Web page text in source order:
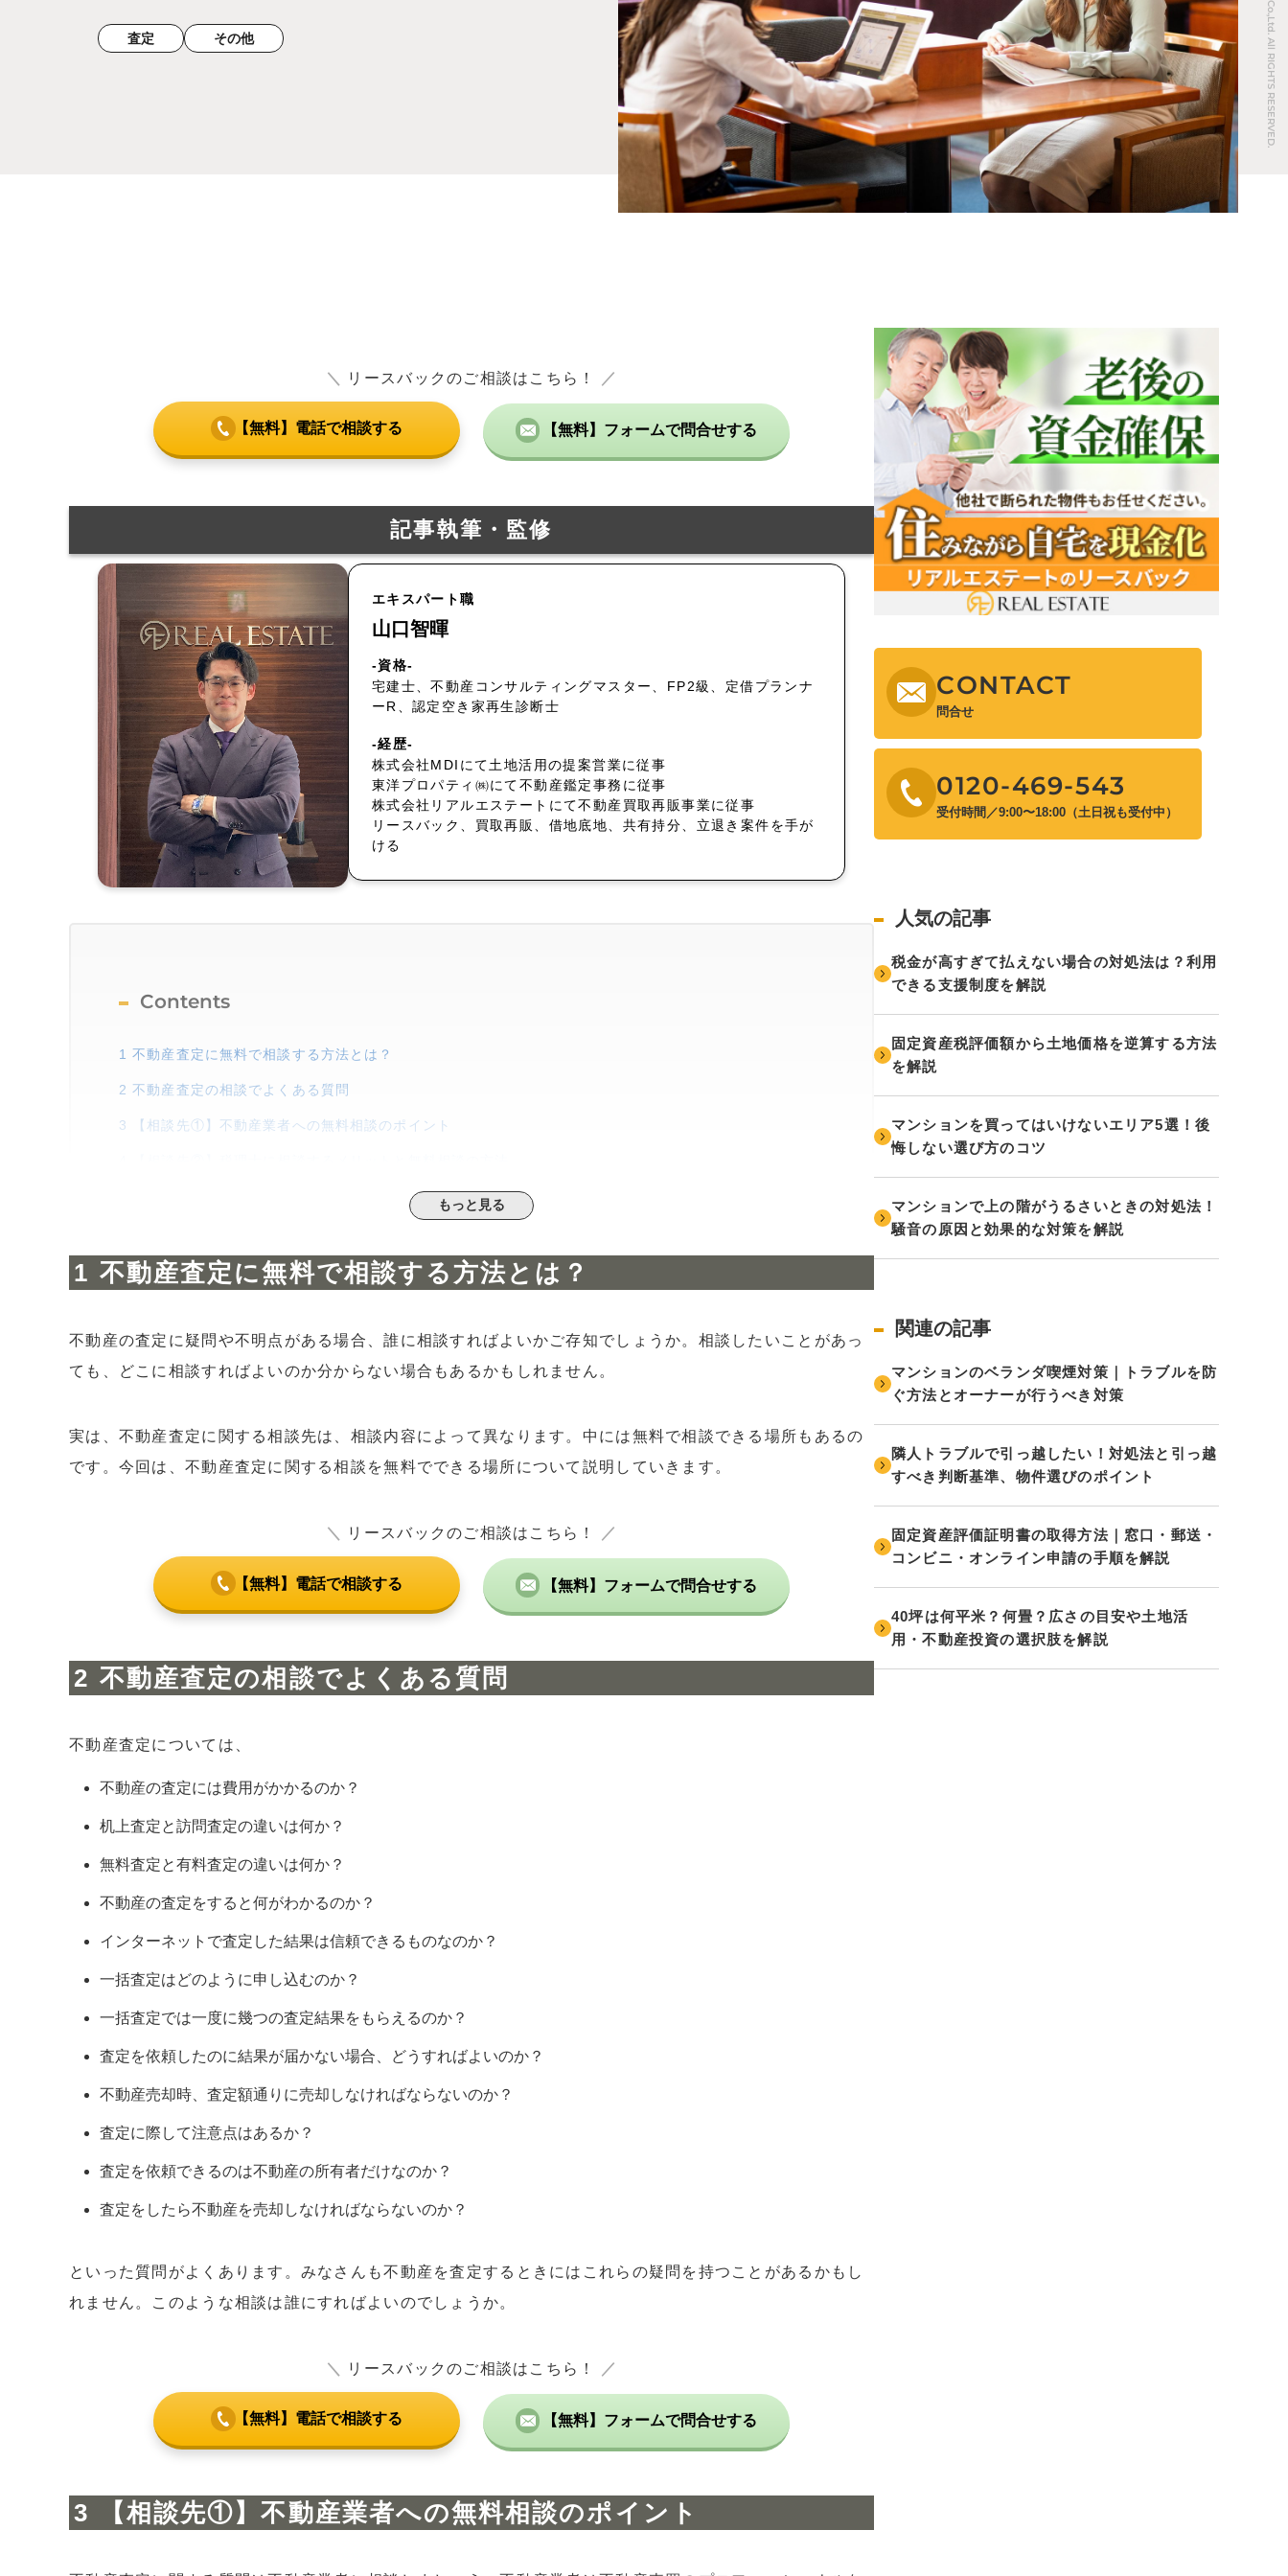
査定 その他
＼ リースバックのご相談はこちら！ ／
【無料】電話で相談する 【無料】フォームで問合せする
記事執筆・監修
エキスパート職
山口智暉
-資格-
宅建士、不動産コンサルティングマスター、FP2級、定借プランナ
ーR、認定空き家再生診断士
-経歴-
株式会社MDIにて土地活用の提案営業に従事
東洋プロパティ㈱にて不動産鑑定事務に従事
株式会社リアルエステートにて不動産買取再販事業に従事
リースバック、買取再販、借地底地、共有持分、立退き案件を手が
ける
Contents
1 不動産査定に無料で相談する方法とは？
2 不動産査定の相談でよくある質問
3 【相談先①】不動産業者への無料相談のポイント
【相談先③】税務署や国税庁での無料相談サービス
7【相談先⑤】土地家屋調査士に境界線について相談する方法
10【相談先⑧】司法書士に相続・登記に関する無料相談を依頼する方法
11【相談先⑨】東京都不動産取引特別相談室を活用する方法
12.2税務に関する相談
12.3 契約書や重要事項説明書についての相談
13まとめ：無料で不動産査定を相談するための最適な方法
もっと見る
不動産査定に無料で相談する方法とは？
不動産の査定に疑問や不明点がある場合、誰に相談すればよいかご存知でしょうか。相談したいことがあっ
ても、どこに相談すればよいのか分からない場合もあるかもしれません。
実は、不動産査定に関する相談先は、相談内容によって異なります。中には無料で相談できる場所もあるの
です。今回は、不動産査定に関する相談を無料でできる場所について説明していきます。
＼ リースバックのご相談はこちら！ ／
【無料】電話で相談する 【無料】フォームで問合せする
不動産査定の相談でよくある質問
不動産査定については、
不動産の査定には費用がかかるのか？
机上査定と訪問査定の違いは何か？
無料査定と有料査定の違いは何か？
不動産の査定をすると何がわかるのか？
インターネットで査定した結果は信頼できるものなのか？
一括査定はどのように申し込むのか？
一括査定では一度に幾つの査定結果をもらえるのか？
査定を依頼したのに結果が届かない場合、どうすればよいのか？
不動産売却時、査定額通りに売却しなければならないのか？
査定に際して注意点はあるか？
査定を依頼できるのは不動産の所有者だけなのか？
査定をしたら不動産を売却しなければならないのか？
といった質問がよくあります。みなさんも不動産を査定するときにはこれらの疑問を持つことがあるかもし
れません。このような相談は誰にすればよいのでしょうか。
＼ リースバックのご相談はこちら！ ／
【無料】電話で相談する 【無料】フォームで問合せする
【相談先①】不動産業者への無料相談のポイント
CONTACT
問合せ
0120-469-543
受付時間／9:00〜18:00（土日祝も受付中）
人気の記事
税金が高すぎて払えない場合の対処法は？利用
できる支援制度を解説
固定資産税評価額から土地価格を逆算する方法
を解説
マンションを買ってはいけないエリア5選！後
悔しない選び方のコツ
マンションで上の階がうるさいときの対処法！
騒音の原因と効果的な対策を解説
関連の記事
マンションのベランダ喫煙対策｜トラブルを防
ぐ方法とオーナーが行うべき対策
隣人トラブルで引っ越したい！対処法と引っ越
すべき判断基準、物件選びのポイント
固定資産評価証明書の取得方法｜窓口・郵送・
コンビニ・オンライン申請の手順を解説
40坪は何平米？何畳？広さの目安や土地活
用・不動産投資の選択肢を解説